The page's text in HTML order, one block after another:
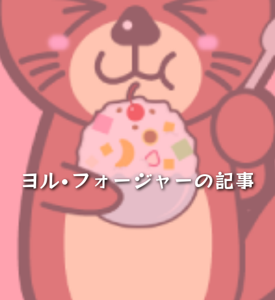
ヨル•フォージャーの記事